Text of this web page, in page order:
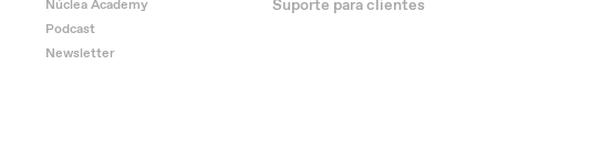
Núclea Academy
Podcast
Newsletter
Suporte para clientes